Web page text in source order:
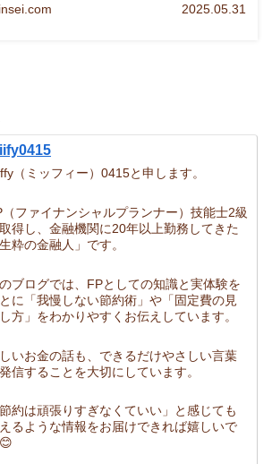
やさしく解説します。
2025.05.31
（ミッフィー）0415と申します。
（ファイナンシャルプランナー）技能士2級
得し、金融機関に20年以上勤務してきた
生粋の金融人」です。
ブログでは、FPとしての知識と実体験を
に「我慢しない節約術」や「固定費の見
方」をわかりやすくお伝えしています。
いお金の話も、できるだけやさしい言葉
信することを大切にしています。
節約は頑張りすぎなくていい」と感じても
るような情報をお届けできれば嬉しいで